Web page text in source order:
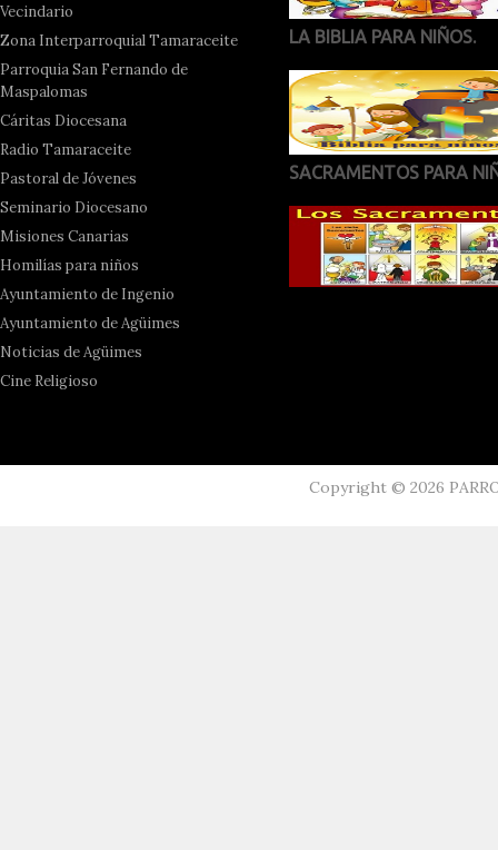
Vecindario
Zona Interparroquial Tamaraceite
Parroquia San Fernando de
Maspalomas
Cáritas Diocesana
Radio Tamaraceite
Pastoral de Jóvenes
Seminario Diocesano
Misiones Canarias
Homilías para niños
Ayuntamiento de Ingenio
Ayuntamiento de Agüimes
Noticias de Agüimes
Cine Religioso
LA BIBLIA PARA NIÑOS.
SACRAMENTOS PARA
Copyright ©2026